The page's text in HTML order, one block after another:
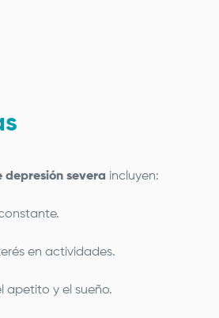
depresión severa incluyen:
en actividades.
apetito y el sueño.